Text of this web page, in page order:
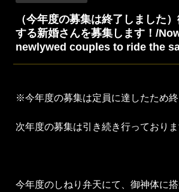
（今年度の募集は終了しました
する新婚さんを募集します！/
newlywed couples to ride the
※今年度の募集は定員に達したため終
次年度の募集は引き続き行っておりま
今年度のしねり弁天にて、御神体に